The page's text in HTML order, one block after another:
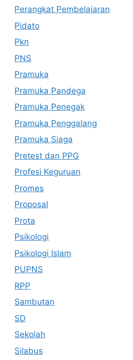
Perangkat Pembelajaran
Pidato
Pkn
PNS
Pramuka
Pramuka Pandega
Pramuka Penegak
Pramuka Penggalang
Pramuka Siaga
Pretest dan PPG
Profesi Keguruan
Promes
Proposal
Prota
Psikologi
Psikologi Islam
PUPNS
RPP
Sambutan
SD
Sekolah
Silabus